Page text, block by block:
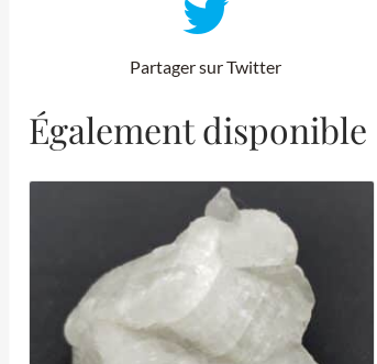
Partager sur Twitter
Également disponible